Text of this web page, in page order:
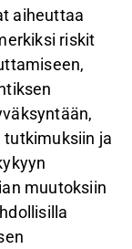
aiheuttaa
riskit
tutkimuksiin ja
muutoksiin